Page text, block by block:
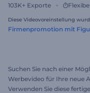
103K+ Exporte Flexibel
Diese Videovoreinstellung
Firmenpromotion mit
Suchen Sie nach einer
Werbevideo für Ihre neue
Verwenden Sie diese